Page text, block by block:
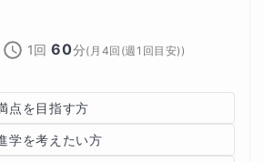
1回 60分( 月4回(週1回目安) )
点を目指す方
学を考えたい方